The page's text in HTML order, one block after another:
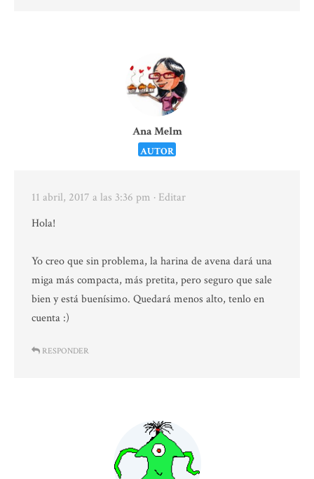
Ana Melm
AUTOR
11 abril, 2017 a las 3:36 pm · Editar
Hola!
Yo creo que sin problema, la harina de avena dará una
miga más compacta, más pretita, pero seguro que sale
bien y está buenísimo. Quedará menos alto, tenlo en
cuenta :)
RESPONDER